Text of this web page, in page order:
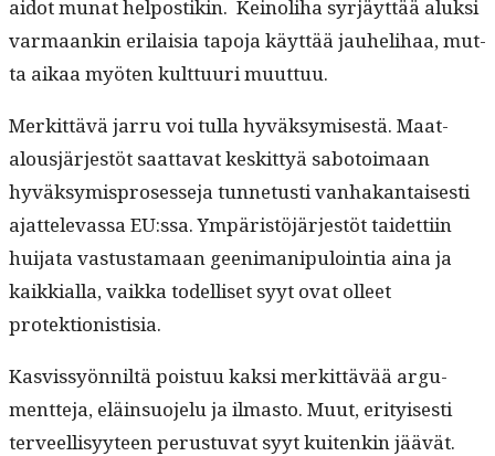
aidot munat hel­postikin. Keino­li­ha syr­jäyt­tää aluk­si
var­maankin eri­laisia tapo­ja käyt­tää jauhe­li­haa, mut­
ta aikaa myöten kult­tuuri muuttuu.
Merkit­tävä jar­ru voi tul­la hyväksymis­es­tä. Maat­
alousjär­jestöt saat­ta­vat keskit­tyä sabotoimaan
hyväksymis­pros­esse­ja tun­netusti van­hakan­tais­es­ti
ajat­tel­evas­sa EU:ssa. Ympäristöjär­jestöt taidet­ti­in
hui­ja­ta vas­tus­ta­maan geen­i­ma­nip­u­loin­tia aina ja
kaikkial­la, vaik­ka todel­liset syyt ovat olleet
protektionistisia.
Kasvis­syön­niltä pois­tuu kak­si merkit­tävää argu­
ment­te­ja, eläin­suo­jelu ja ilmas­to. Muut, eri­tyis­es­ti
ter­veel­lisyy­teen perus­tu­vat syyt kuitenkin jäävät.